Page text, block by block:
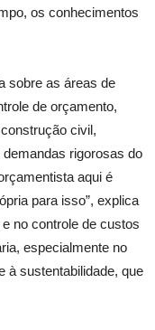
os conhecimentos
sobre as áreas de
de orçamento,
civil,
rigorosas do
aqui é
para isso”, explica
no controle de custos
especialmente no
à sustentabilidade, que